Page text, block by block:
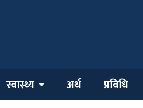
स्वास्थ्य अर्थ प्रविधि